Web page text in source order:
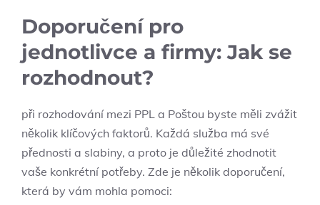
Doporučení pro
jednotlivce a firmy: Jak se
rozhodnout?
při rozhodování mezi PPL a Poštou byste měli zvážit
několik klíčových faktorů. Každá služba má své
přednosti a slabiny, a proto je důležité zhodnotit
vaše konkrétní potřeby. Zde je několik doporučení,
která by vám mohla pomoci: